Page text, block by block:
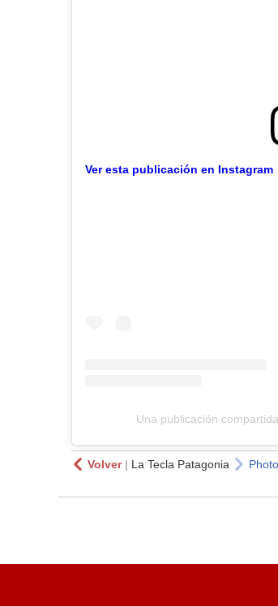
Ver esta publicación en Instagram
Una publicación
Volver| La Tecla Patagonia